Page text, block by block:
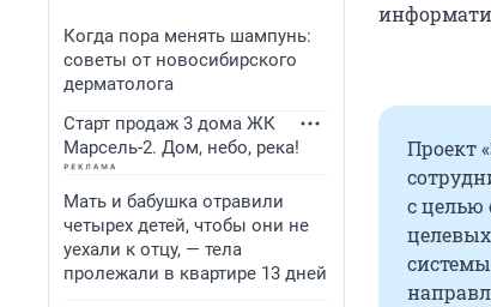
Когда пора менять шампунь:
советы от новосибирского
дерматолога
Старт продаж 3 дома ЖК
Марсель-2. Дом, небо, река!
Мать и бабушка отравили
четырех детей, чтобы они не
уехали к отцу, — тела
пролежали в квартире 13 дней
Проект
с